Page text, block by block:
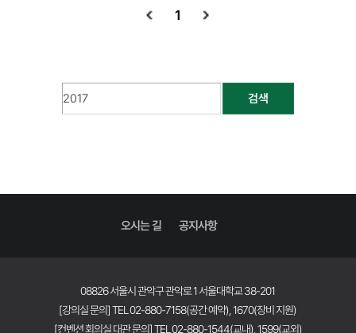
1
검색
오시는 길 공지사항
08826 서울시 관악구 관악로 1 서울대학교 38-201
[강의실 문의] TEL 02-880-7158(공간 예약), 1670(장비 지원)
[컨벤션 회의실 대관 문의] TEL 02-880-1544(교내), 1599(교외)